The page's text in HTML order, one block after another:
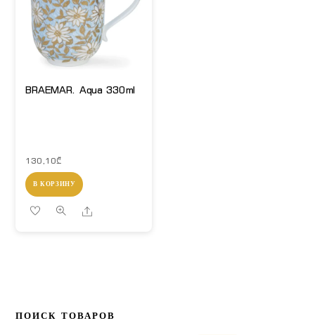
BRAEMAR. Aqua 330ml
130,10₾
В КОРЗИНУ
Share
ПОИСК ТОВАРОВ